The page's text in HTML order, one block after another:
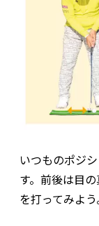
いつものポジ
す。前後は目
を打ってみよう